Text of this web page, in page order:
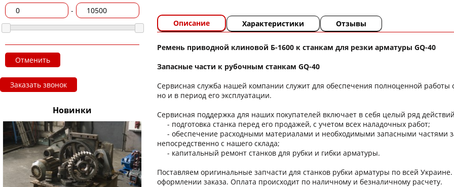
-
Отменить
Заказать звонок
Новинки
Описание Характеристики Отзывы
Ремень приводной клиновой Б-1600 к станкам для резки арматуры GQ-40
Запасные части к рубочным станкам GQ-40
Сервисная служба нашей компании служит для обеспечения полноценной
но и в период его эксплуатации.
Сервисная поддержка для наших покупателей включает в себя целый ряд
- подготовка станка перед его продажей, с учетом всех наладочных работ;
- обеспечение расходными материалами и необходимыми запасными частями
непосредственно с нашего склада;
- капитальный ремонт станков для рубки и гибки арматуры.
Поставляем оригинальные запчасти для станков рубки арматуры по всей
оформлении заказа. Оплата происходит по наличному и безналичному расчету.